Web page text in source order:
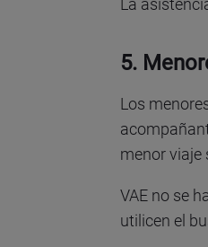
La
5.
Los
menor viaje
VAE no se
utilicen el